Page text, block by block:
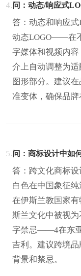
4.问：动态/响应式
答：动态和响应式
动态LOGO——在
字媒体和视频内
介上自动调整为
图形部分。建议
准变体，确保品牌
5.问：商标设计中如
答：跨文化商标
白色在中国象征
在伊斯兰教国家
斯兰文化中被视
字禁忌——4在东
吉利。建议跨境
背景和禁忌。